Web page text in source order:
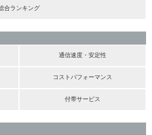
合ランキング
通信速度・安定性
コストパフォーマンス
付帯サービス